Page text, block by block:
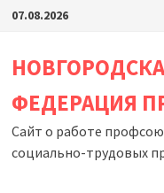
Перейти
содержимому
07.08.2026
ФЕДЕРАЦИЯ
Сайт о работе
социально-трудовых